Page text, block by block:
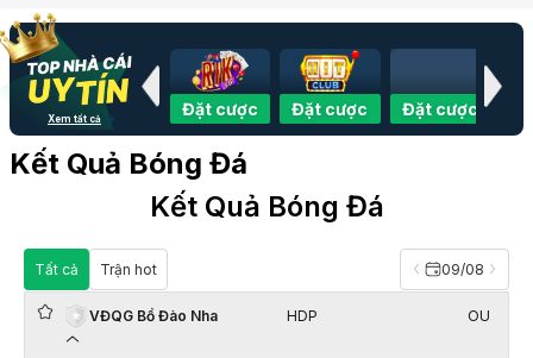
Xem tất cảĐặt cược Đặt cược Đặt cược Đặt cược
Kết Quả Bóng Đá
Kết Quả Bóng Đá
Tất cả Trận hot 09/08
VĐQG Bồ Đào Nha HDP OU